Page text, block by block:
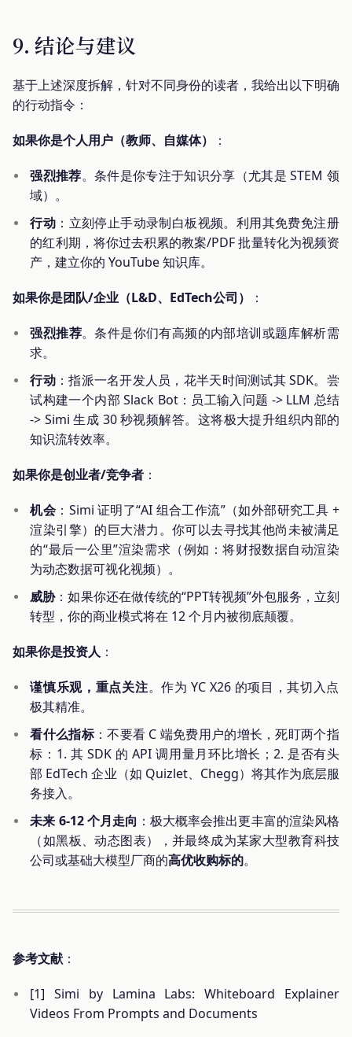
9. 结论与建议
基于上述深度拆解，针对不同身份的读者，我给出以下明确
的行动指令：
如果你是个人用户（教师、自媒体） ：
强烈推荐。条件是你专注于知识分享（尤其是 STEM 领
域）。
行动 ：立刻停止手动录制白板视频。利用其免费免注册
的红利期，将你过去积累的教案/PDF 批量转化为视频资
产，建立你的 YouTube 知识库。
如果你是团队/企业（L&D、EdTech公司） ：
强烈推荐。条件是你们有高频的内部培训或题库解析需
求。
行动：指派一名开发人员，花半天时间测试其 SDK。尝
试构建一个内部 Slack Bot：员工输入问题 -> LLM 总结
-> Simi 生成 30 秒视频解答。这将极大提升组织内部的
知识流转效率。
如果你是创业者/竞争者 ：
机会：Simi 证明了“AI 组合工作流”（如外部研究工具 +
渲染引擎）的巨大潜力。你可以去寻找其他尚未被满足
的“最后一公里”渲染需求（例如：将财报数据自动渲染
为动态数据可视化视频）。
威胁：如果你还在做传统的“PPT转视频”外包服务，立刻
转型，你的商业模式将在 12 个月内被彻底颠覆。
如果你是投资人 ：
谨慎乐观，重点关注。作为 YC X26 的项目，其切入点
极其精准。
看什么指标：不要看 C 端免费用户的增长，死盯两个指
标：1. 其 SDK 的 API 调用量月环比增长；2. 是否有头
部 EdTech 企业（如 Quizlet、Chegg）将其作为底层服
务接入。
未来 6-12 个月走向 ：极大概率会推出更丰富的渲染风格
（如黑板、动态图表），并最终成为某家大型教育科技
公司或基础大模型厂商的高优收购标的。
参考文献 ：
[1] Simi by Lamina Labs: Whiteboard Explainer
Videos From Prompts and Documents